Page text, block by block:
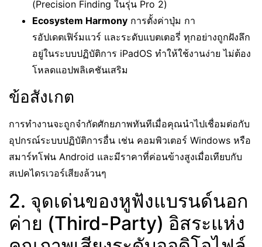
(Precision Finding ในรุ่น Pro 2)
Ecosystem Harmony การตั้งค่าปุ่ม กา
รอัปเดตเฟิร์มแวร์ และระดับแบตเตอรี่ ทุกอย่างถูกฝังลึก
อยู่ในระบบปฏิบัติการ iPadOS ทำให้ใช้งานง่าย ไม่ต้อง
โหลดแอปพลิเคชันเสริม
ข้อสังเกต
การทำงานจะถูกจำกัดศักยภาพทันทีเมื่อคุณนำไปเชื่อมต่อกับ
อุปกรณ์ระบบปฏิบัติการอื่น เช่น คอมพิวเตอร์ Windows หรือ
สมาร์ทโฟน Android และมีราคาที่ค่อนข้างสูงเมื่อเทียบกับ
สเปคไดรเวอร์เสียงล้วนๆ
2. จุดเด่นของหูฟังแบรนด์นอก
ค่าย (Third-Party) อิสระแห่ง